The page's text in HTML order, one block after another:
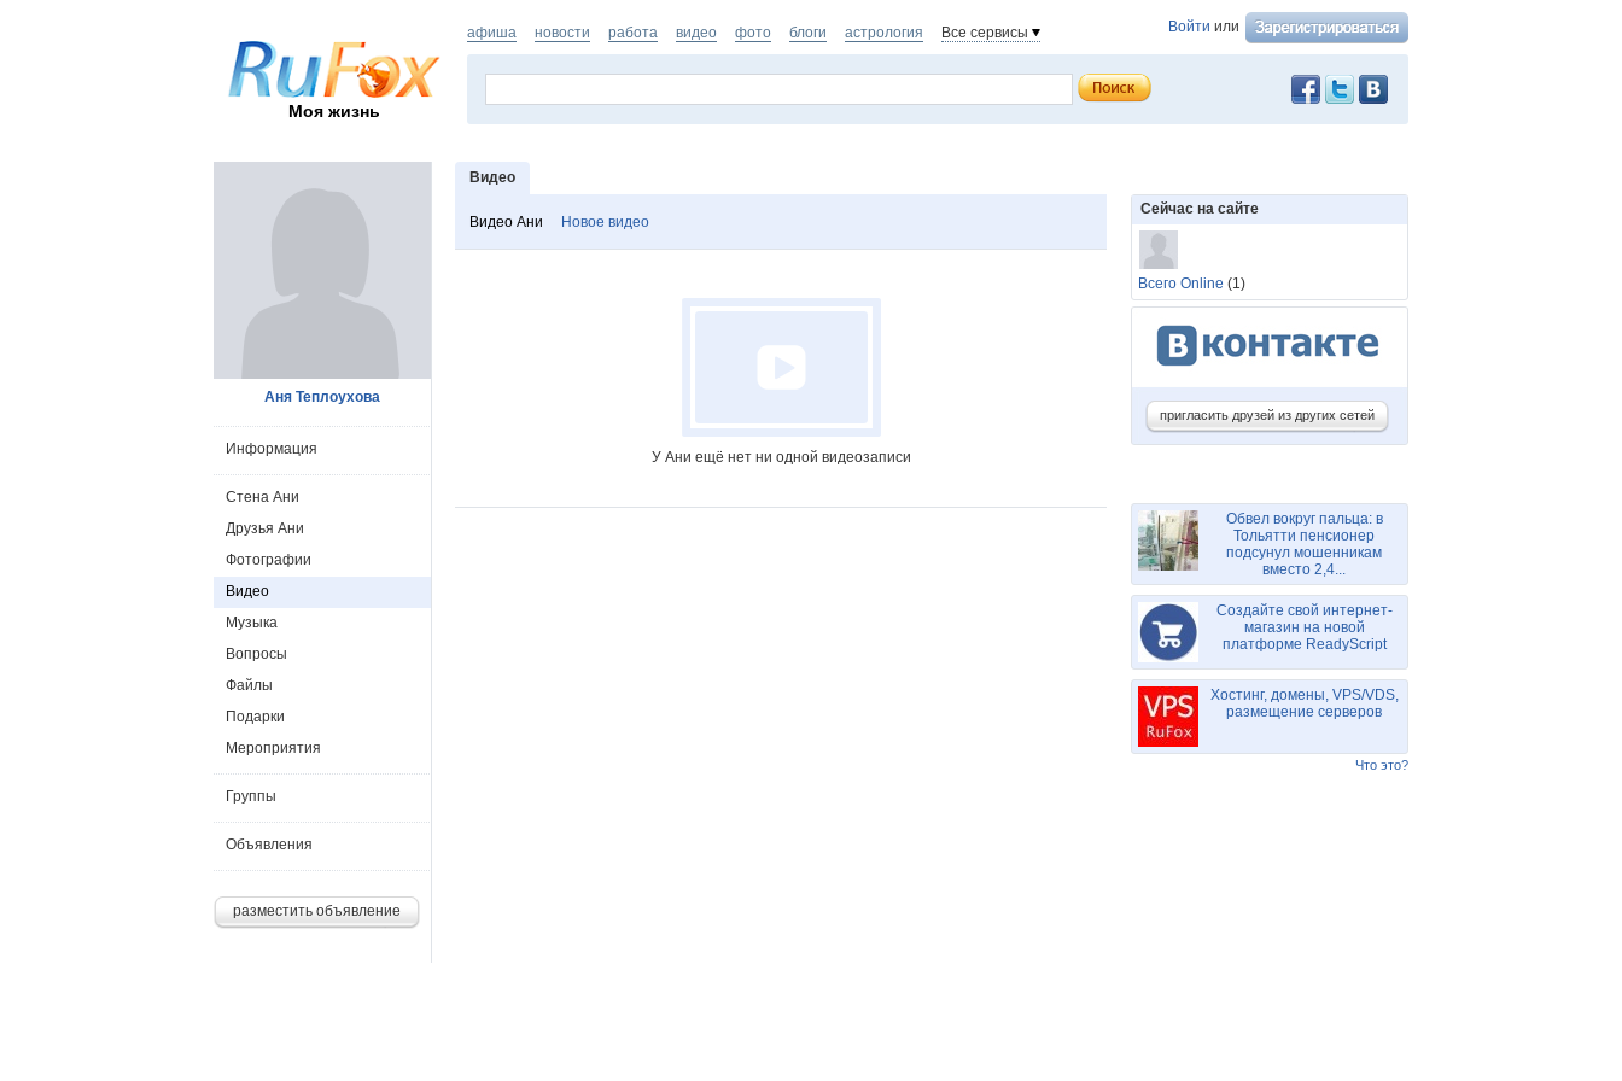
Моя жизнь
Войти или
афиша новости работа видео фото блоги астрология Все сервисы
Видео
Видео Ани Новое видео
У Ани ещё нет ни одной видеозаписи
Аня Теплоухова
Информация
Стена Ани
Друзья Ани
Фотографии
Видео
Музыка
Вопросы
Файлы
Подарки
Мероприятия
Группы
Объявления
разместить объявление
Сейчас на сайте
Всего Online (1)
пригласить друзей из других сетей
Обвел вокруг пальца: в
Тольятти пенсионер
подсунул мошенникам
вместо 2,4...
Создайте свой интернет-
магазин на новой
платформе ReadyScript
Хостинг, домены, VPS/VDS,
размещение серверов
Что это?